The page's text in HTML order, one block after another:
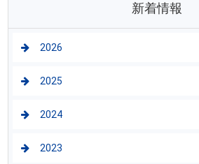
新着情報
2026
2025
2024
2023